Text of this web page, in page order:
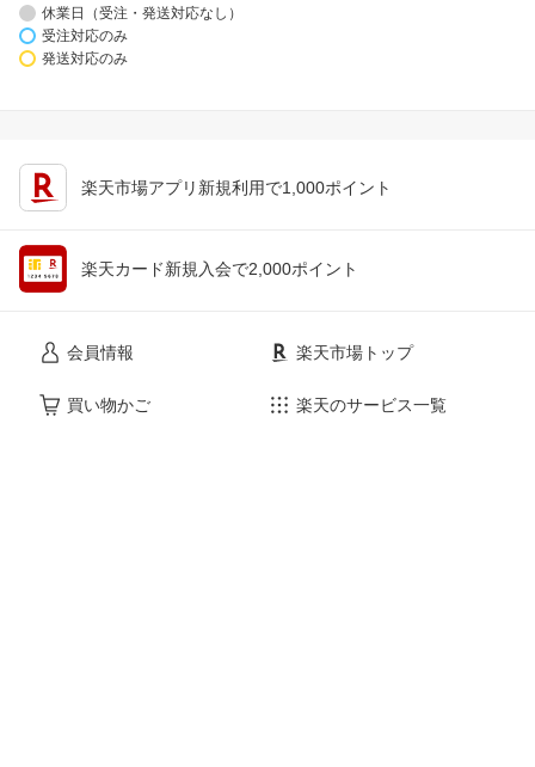
休業日（受注・発送対応なし）
受注対応のみ
発送対応のみ
楽天市場アプリ新規利用で1,000ポイント
楽天カード新規入会で2,000ポイント
会員情報
買い物かご
楽天市場トップ
楽天のサービス一覧